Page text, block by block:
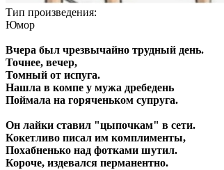
Тип произведения:
Юмор
Вчера был чрезвычайно трудный день.
Точнее, вечер,
Томный от испуга.
Нашла в компе у мужа дребедень
Поймала на горяченьком супруга.
Он лайки ставил "цыпочкам" в сети.
Кокетливо писал им комплименты,
Похабненько над фотками шутил.
Короче, издевался перманентно.